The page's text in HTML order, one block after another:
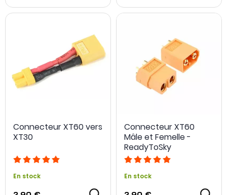
Connecteur XT60 vers
XT30
En stock
Connecteur XT60
Mâle et Femelle -
ReadyToSky
En stock